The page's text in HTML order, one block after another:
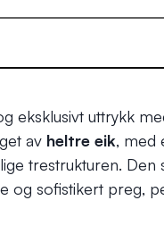
eksklusivt uttrykk
av heltre eik, med
trestrukturen. Den
og sofistikert preg,